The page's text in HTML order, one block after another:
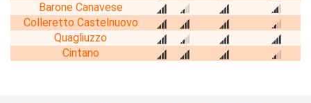
Barone Canavese
Colleretto Castelnuovo
Quagliuzzo
Cintano